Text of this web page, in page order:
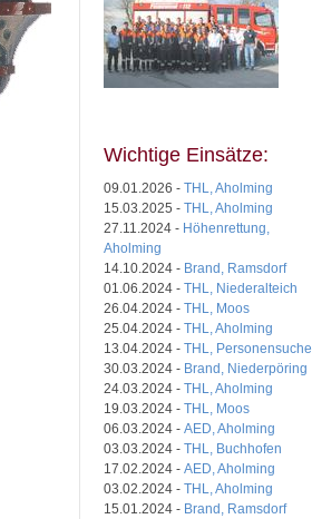
Wichtige Einsätze:
09.01.2026 - THL, Aholming
15.03.2025 - THL, Aholming
27.11.2024 - Höhenrettung,
Aholming
14.10.2024 - Brand, Ramsdorf
01.06.2024 - THL, Niederalteich
26.04.2024 - THL, Moos
25.04.2024 - THL, Aholming
13.04.2024 - THL, Personensuche
30.03.2024 - Brand, Niederpöring
24.03.2024 - THL, Aholming
19.03.2024 - THL, Moos
06.03.2024 - AED, Aholming
03.03.2024 - THL, Buchhofen
17.02.2024 - AED, Aholming
03.02.2024 - THL, Aholming
15.01.2024 - Brand, Ramsdorf